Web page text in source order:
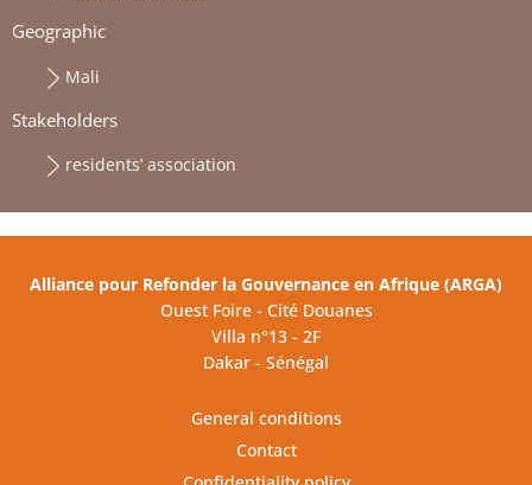
Geographic
Mali
Stakeholders
residents’ association
Alliance pour Refonder la Gouvernance en Afrique (ARGA)
Ouest Foire - Cité Douanes
Villa n°13 - 2F
Dakar - Sénégal
General conditions
Contact